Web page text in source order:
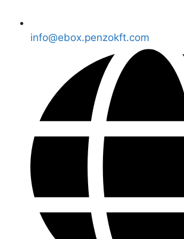
info@ebox.penzokft.com